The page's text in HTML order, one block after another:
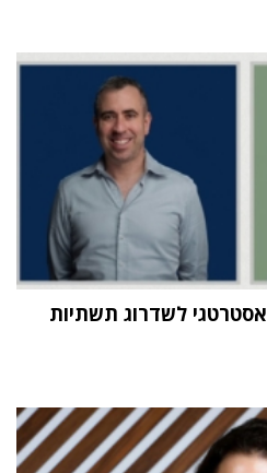
וואן הובילה פרויקט SAP אסטרטגי לשדרוג תשתיות